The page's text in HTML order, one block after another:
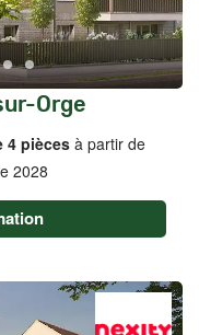
Orge
4 piècesà partir de
2028